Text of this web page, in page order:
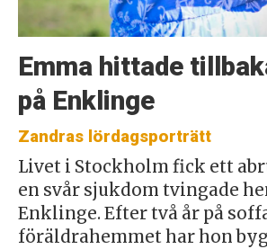
Emma hittade
på Enklinge
Zandras lördagsporträtt
Livet i Stockholm fick ett
en svår sjukdom tvingade
Enklinge. Efter två år på
föräldrahemmet har hon